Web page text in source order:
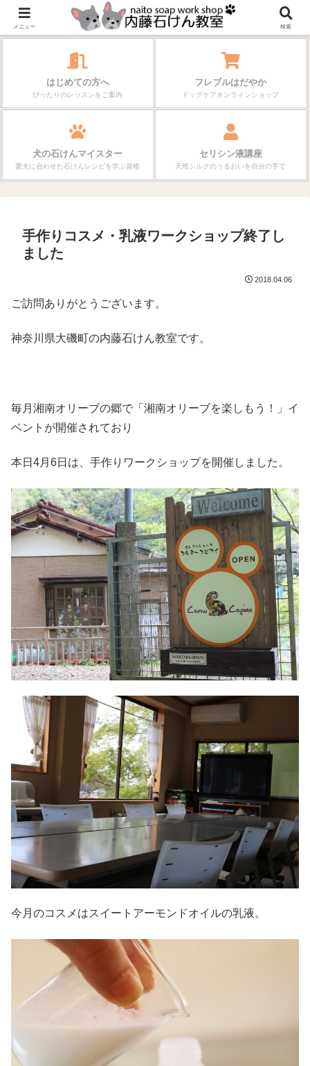
作る楽しさが、毎日の暮らしを変えていく。
はじめての方へ
ぴったりのレッスンをご案内
フレブルはだやか
ドッグケアオンラインショップ
犬の石けんマイスター
愛犬に合わせた石けんレシピを学ぶ資格
セリシン液講座
天然シルクのうるおいを自分の手で
手作りコスメ・乳液ワークショップ終了し
ました
2018.04.06
ご訪問ありがとうございます。
神奈川県大磯町の内藤石けん教室です。
毎月湘南オリーブの郷で「湘南オリーブを楽しもう！」イ
ベントが開催されており
本日4月6日は、手作りワークショップを開催しました。
今月のコスメはスイートアーモンドオイルの乳液。
メニュー 検索